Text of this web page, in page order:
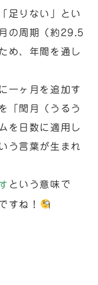
足りない」とい
の周期（約29.5
め、年間を通し
一ヶ月を追加す
「閏月（うるう
を日数に適用し
う言葉が生まれ
という意味で
すね！